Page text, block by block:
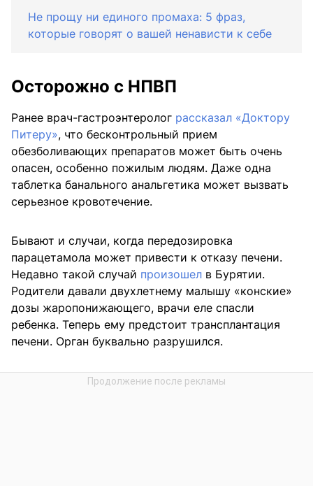
Не прощу ни единого промаха: 5 фраз,
которые говорят о вашей ненависти к себе
Осторожно с НПВП
Ранее врач-гастроэнтеролог рассказал «Доктору
Питеру», что бесконтрольный прием
обезболивающих препаратов может быть очень
опасен, особенно пожилым людям. Даже одна
таблетка банального анальгетика может вызвать
серьезное кровотечение.
Бывают и случаи, когда передозировка
парацетамола может привести к отказу печени.
Недавно такой случай произошел в Бурятии.
Родители давали двухлетнему малышу «конские»
дозы жаропонижающего, врачи еле спасли
ребенка. Теперь ему предстоит трансплантация
печени. Орган буквально разрушился.